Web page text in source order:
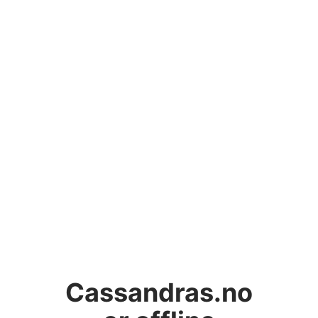
Cassandras.no